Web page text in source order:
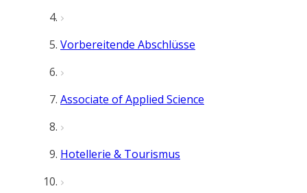
Vorbereitende Abschlüsse
Associate of Applied Science
Hotellerie & Tourismus